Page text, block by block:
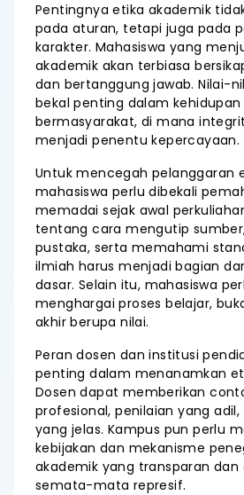
Pentingnya etika akademik
pada aturan, tetapi juga pada
karakter. Mahasiswa yang
akademik akan terbiasa
dan bertanggung jawab. Nilai-
bekal penting dalam
bermasyarakat, di mana
menjadi penentu kepercayaan.
Untuk mencegah pelanggaran
mahasiswa perlu dibekali
memadai sejak awal
tentang cara mengutip
pustaka, serta memahami
ilmiah harus menjadi bagian
dasar. Selain itu, mahasiswa
menghargai proses belajar,
akhir berupa nilai.
Peran dosen dan institusi
penting dalam menanamkan
Dosen dapat memberikan
profesional, penilaian yang
yang jelas. Kampus pun perlu
kebijakan dan mekanisme
akademik yang transparan dan
semata-mata represif.